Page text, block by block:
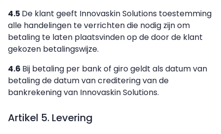
4.5 De klant geeft Innovaskin Solutions toestemming
alle handelingen te verrichten die nodig zijn om
betaling te laten plaatsvinden op de door de klant
gekozen betalingswijze.
4.6 Bij betaling per bank of giro geldt als datum van
betaling de datum van creditering van de
bankrekening van Innovaskin Solutions.
Artikel 5. Levering